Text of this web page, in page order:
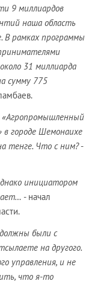
9 миллиардов
наша область
В рамках программы
31 миллиарда
сумму 775
«Агропромышленный
городе Шемонаихе
тенге. Что с ним?-
инициатором
- начал
были с
на другого.
управления, и не
что я-то